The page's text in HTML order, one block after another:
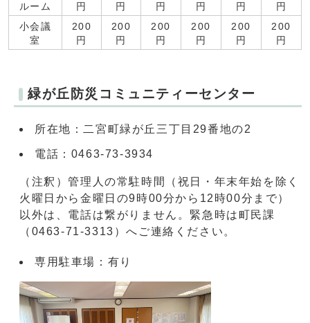
ルーム
円
円
円
円
円
円
小会議
室
200
円
200
円
200
円
200
円
200
円
200
円
緑が丘防災コミュニティーセンター
所在地：二宮町緑が丘三丁目29番地の2
電話：0463-73-3934
（注釈）管理人の常駐時間（祝日・年末年始を除く
火曜日から金曜日の9時00分から12時00分まで）
以外は、電話は繋がりません。緊急時は町民課
（0463-71-3313）へご連絡ください。
専用駐車場：有り